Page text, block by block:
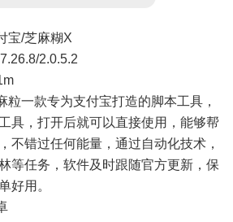
宝/芝麻糊X
2.0.5.2
粒一款专为支付宝打造的脚本工具，
具，打开后就可以直接使用，能够帮
不错过任何能量，通过自动化技术，
等任务，软件及时跟随官方更新，保
好用。